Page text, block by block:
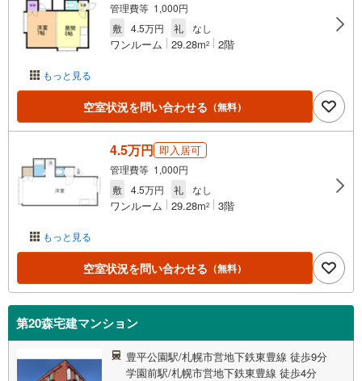
もっと見る
管理費等 1,000円
敷
4.5万円 礼 なし
ワンルーム 29.28m2 2階
空室状況を問い合わせる （無料）
もっと見る
4.5万円 即入居可
管理費等 1,000円
敷
4.5万円 礼 なし
ワンルーム 29.28m2 3階
空室状況を問い合わせる （無料）
第20森宅建マンション
豊平公園駅/札幌市営地下鉄東豊線 徒歩9分
学園前駅/札幌市営地下鉄東豊線 徒歩4分